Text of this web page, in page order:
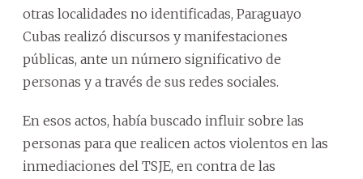
otras localidades no identificadas, Paraguayo
Cubas realizó discursos y manifestaciones
públicas, ante un número significativo de
personas y a través de sus redes sociales.
En esos actos, había buscado influir sobre las
personas para que realicen actos violentos en las
inmediaciones del TSJE, en contra de las